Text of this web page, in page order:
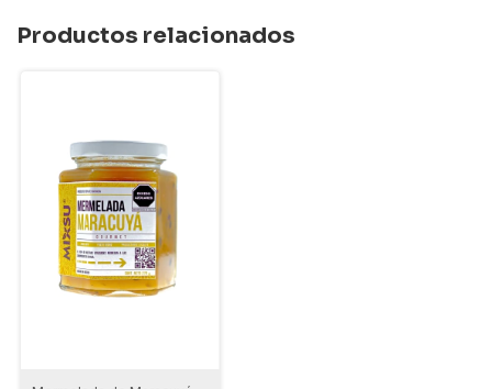
Productos relacionados